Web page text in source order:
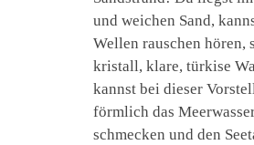
und weichen Sand,
Wellen rauschen hören,
kristall, klare, türkise
kannst bei dieser
förmlich das
schmecken und den